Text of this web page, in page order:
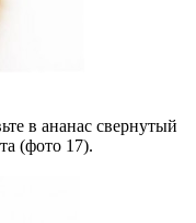
в ананас свернутый
(фото 17).